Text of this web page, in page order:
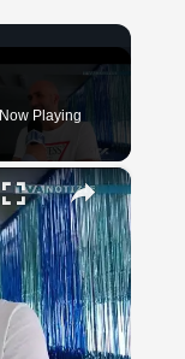
Now Playing
×